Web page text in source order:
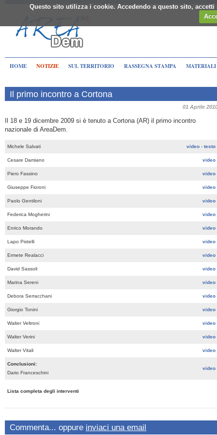
Questo sito utilizza i cookie. Accedendo a questo sito,
HOME NOTIZIE SUL TERRITORIO RASSEGNA STAMPA MATERIALI
Il primo incontro a Cortona
01 Aprile
Il 18 e 19 dicembre 2009 si è tenuto a Cortona (AR) il primo incontro
nazionale di AreaDem.
Michele Salvati video - testo
Cesare Damiano video
Piero Fassino video
Giuseppe Fioroni video
Paolo Gentiloni video
Federica Mogherini video
Enrico Morando video
Lapo Pistelli video
Ermete Realacci video
David Sassoli video
Marina Sereni video
Debora Serracchani video
Giorgio Tonini video
Walter Veltroni video
Walter Verini video
Walter Vitali video
Conclusioni:
Dario Franceschini
video
Lista completa degli interventi
Commenta... oppure inviaci una email